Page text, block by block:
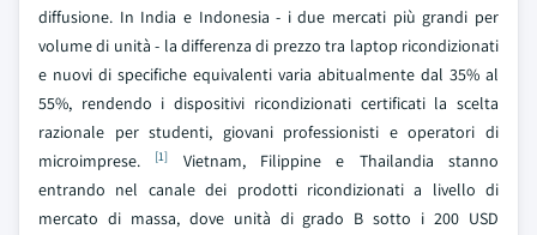
diffusione. In India e Indonesia - i due mercati più grandi per
volume di unità - la differenza di prezzo tra laptop ricondizionati
e nuovi di specifiche equivalenti varia abitualmente dal 35% al
55%, rendendo i dispositivi ricondizionati certificati la scelta
razionale per studenti, giovani professionisti e operatori di
microimprese.
[1]
Vietnam, Filippine e Thailandia stanno
entrando nel canale dei prodotti ricondizionati a livello di
mercato di massa, dove unità di grado B sotto i 200 USD